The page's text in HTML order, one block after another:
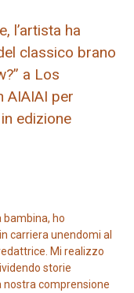
l’artista ha
classico brano
a Los
AIAIAI per
edizione
bambina, ho
carriera unendomi al
Mi realizzo
storie
nostra comprensione